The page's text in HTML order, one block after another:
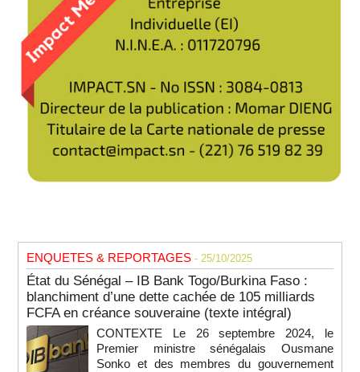
ENQUETES & REPORTAGES - 25/10/2025
État du Sénégal – IB Bank Togo/Burkina Faso :
blanchiment d’une dette cachée de 105 milliards
FCFA en créance souveraine (texte intégral)
CONTEXTE Le 26 septembre 2024, le
Premier ministre sénégalais Ousmane
Sonko et des membres du gouvernement